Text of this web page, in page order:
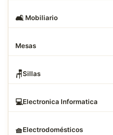
🛋 ️ Mobiliario
Mesas
🪑Sillas
💻Electronica Informatica
🧺Electrodomésticos